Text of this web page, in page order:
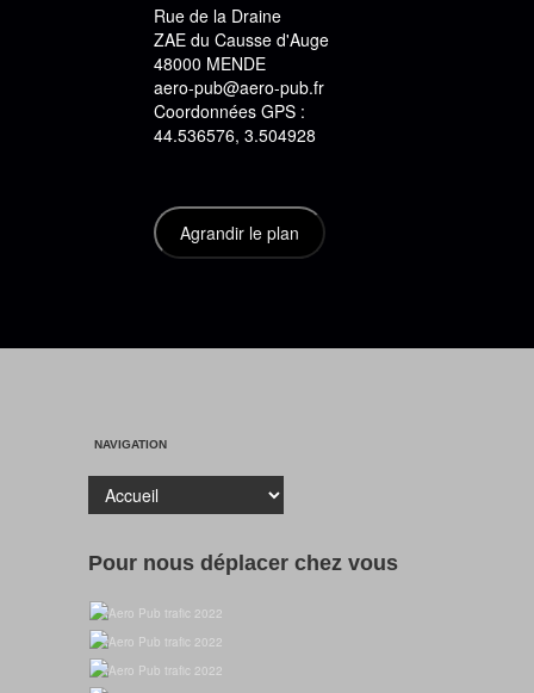
Rue de la Draine
ZAE du Causse d'Auge
48000 MENDE
aero-pub@aero-pub.fr
Coordonnées GPS :
44.536576, 3.504928
NAVIGATION
Pour nous déplacer chez vous